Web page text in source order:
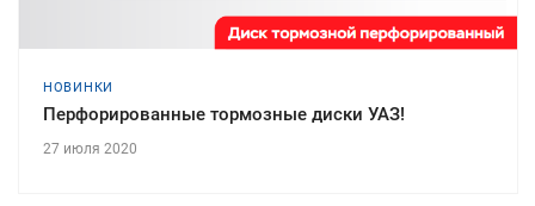
НОВИНКИ
Перфорированные тормозные диски УАЗ!
27 июля 2020